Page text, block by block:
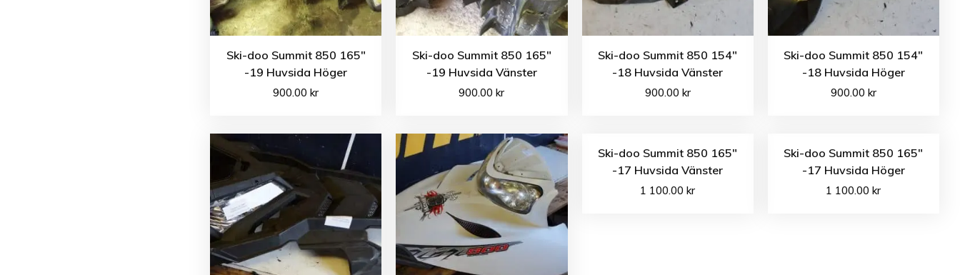
Ski-doo Summit 850 165″
-19 Huvsida Höger
900.00kr
Ski-doo Summit 850 165″
-19 Huvsida Vänster
900.00kr
Ski-doo Summit 850 154″
-18 Huvsida Vänster
900.00 kr
Ski-doo Summit 850 154″
-18 Huvsida Höger
900.00 kr
Ski-doo Summit 850 165″
-17 Huvsida Vänster
1 100.00kr
Ski-doo Summit 850 165″
-17 Huvsida Höger
1 100.00kr